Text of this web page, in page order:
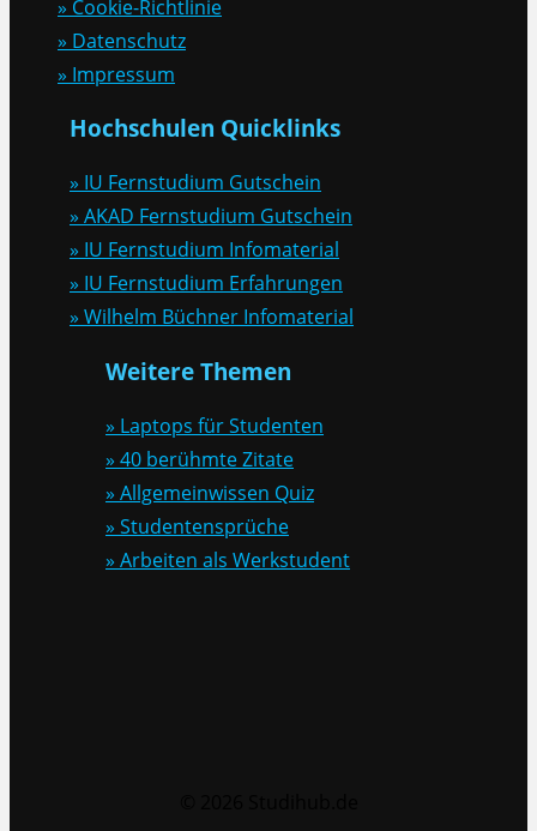
» Cookie-Richtlinie
» Datenschutz
» Impressum
Hochschulen Quicklinks
» IU Fernstudium Gutschein
» AKAD Fernstudium Gutschein
» IU Fernstudium Infomaterial
» IU Fernstudium Erfahrungen
» Wilhelm Büchner Infomaterial
Weitere Themen
» Laptops für Studenten
» 40 berühmte Zitate
» Allgemeinwissen Quiz
» Studentensprüche
» Arbeiten als Werkstudent